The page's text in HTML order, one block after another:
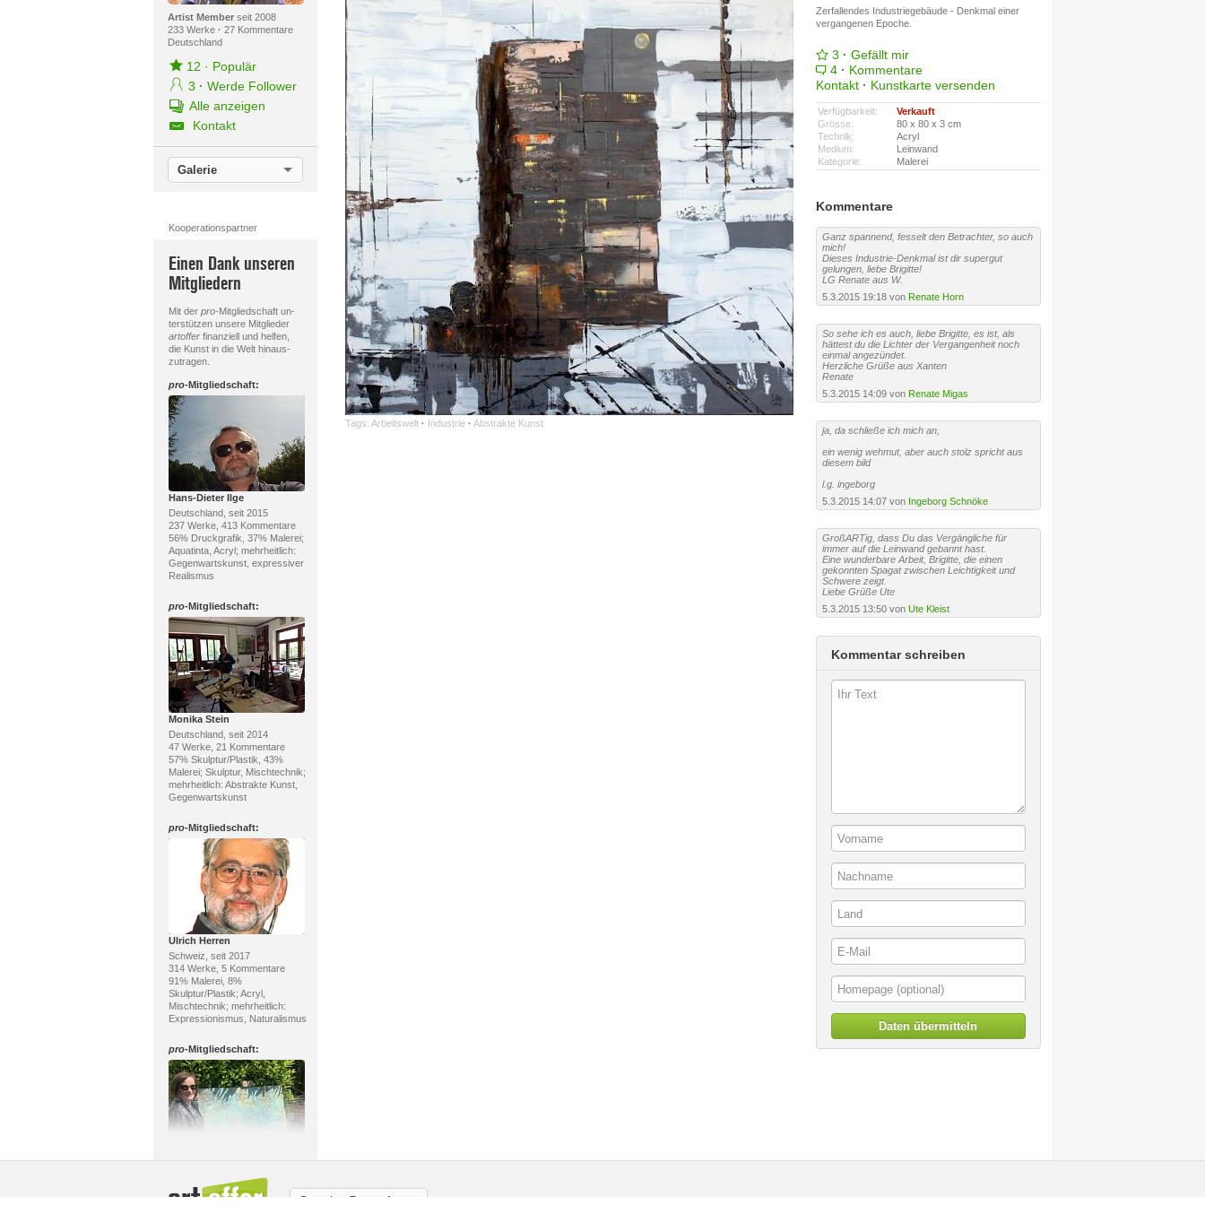
Artist Memberseit 2008
233 Werke · 27 Kommentare
Deutschland
12 · Populär
3 · Werde Follower
Alle anzeigen
Kontakt
Galerie
Kooperationspartner
Einen Dank unseren
Mitgliedern
Mit der pro-Mitgliedschaft un-
terstützen unsere Mitglieder
artofferfinanziell und helfen,
die Kunst in die Welt hinaus-
zutragen.
pro-Mitgliedschaft:
Hans-Dieter Ilge
Deutschland, seit 2015
237 Werke, 413 Kommentare
56% Druckgrafik, 37% Malerei;
Aquatinta, Acryl; mehrheitlich:
Gegenwartskunst, expressiver
Realismus
pro-Mitgliedschaft:
Monika Stein
Deutschland, seit 2014
47 Werke, 21 Kommentare
57% Skulptur/Plastik, 43%
Malerei; Skulptur, Mischtechnik;
mehrheitlich: Abstrakte Kunst,
Gegenwartskunst
pro-Mitgliedschaft:
Ulrich Herren
Schweiz, seit 2017
314 Werke, 5 Kommentare
91% Malerei, 8%
Skulptur/Plastik; Acryl,
Mischtechnik; mehrheitlich:
Expressionismus, Naturalismus
pro-Mitgliedschaft:
Deutschland, seit 2014
150 Werke, 105 Kommentare
Tags: Arbeitswelt · Industrie · Abstrakte Kunst
Zerfallendes Industriegebäude - Denkmal einer
vergangenen Epoche.
3 · Gefällt mir
4 · Kommentare
Kontakt · Kunstkarte versenden
Verfügbarkeit:
Verkauft
Grösse:
80 x 80 x 3 cm
Technik:
Acryl
Medium:
Leinwand
Kategorie:
Malerei
Kommentare
Ganz spannend, fesselt den Betrachter, so auch
mich!
Dieses Industrie-Denkmal ist dir supergut
gelungen, liebe Brigitte!
LG Renate aus W.
5.3.2015 19:18 von Renate Horn
So sehe ich es auch, liebe Brigitte, es ist, als
hättest du die Lichter der Vergangenheit noch
einmal angezündet.
Herzliche Grüße aus Xanten
Renate
5.3.2015 14:09 von Renate Migas
ja, da schließe ich mich an,
ein wenig wehmut, aber auch stolz spricht aus
diesem bild
l.g. ingeborg
5.3.2015 14:07 von Ingeborg Schnöke
GroßARTig, dass Du das Vergängliche für
immer auf die Leinwand gebannt hast.
Eine wunderbare Arbeit, Brigitte, die einen
gekonnten Spagat zwischen Leichtigkeit und
Schwere zeigt.
Liebe Grüße Ute
5.3.2015 13:50 von Ute Kleist
Kommentar schreiben
Daten übermitteln
Sprache: Deutsch